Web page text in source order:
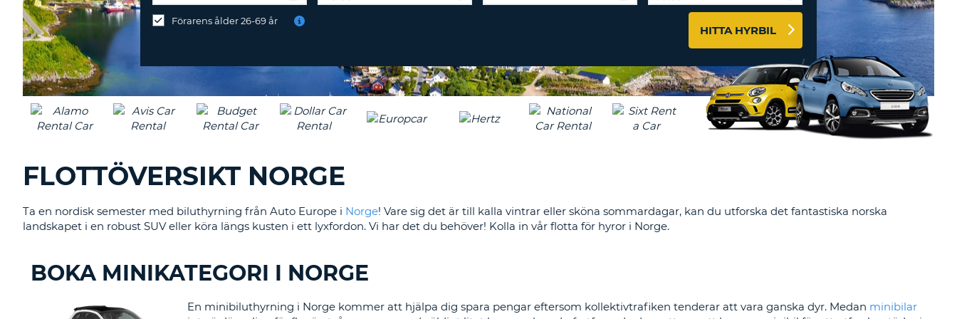
TECKEN
BOKSTAV
MINST
EN
LITEN
MINST
ETT
ÅTERSTÄLL
LÖSENORD
CANCEL
RESEBYRÅER & WEB-AFFILIATES
på
annanFörarens ålder 26-69 år
HITTA HYRBIL
FLOTTÖVERSIKT NORGE
Ta en nordisk semester med biluthyrning från Auto Europe i Norge! Vare sig det är till kalla vintrar eller sköna sommardagar, kan du utforska det fantastiska norska
landskapet i en robust SUV eller köra längs kusten i ett lyxfordon. Vi har det du behöver! Kolla in vår flotta för hyror i Norge.
BOKA MINIKATEGORI I NORGE
En minibiluthyrning i Norge kommer att hjälpa dig spara pengar eftersom kollektivtrafiken tenderar att vara ganska dyr. Medan minibilar